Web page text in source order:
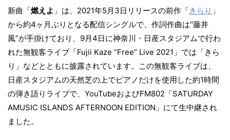
新曲「燃えよ 」は、2021年5月3日リリースの前作「きらり 」
から約4ヶ月ぶりとなる配信シングルで、作詞作曲は“藤井
風”が手掛けており、9月4日に神奈川・日産スタジアムで行わ
れた無観客ライブ「Fujii Kaze “Free” Live 2021」では「きら
り」などとともに披露されています。この無観客ライブは、
日産スタジアムの天然芝の上でピアノだけを使用した約1時間
の弾き語りライブで、YouTubeおよびFM802「SATURDAY
AMUSIC ISLANDS AFTERNOON EDITION」にて生中継され
ました。